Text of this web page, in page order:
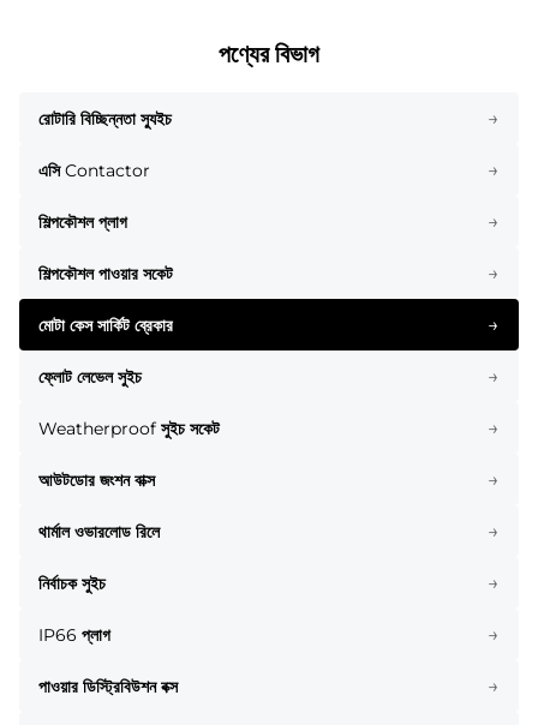
পণ্যের বিভাগ
রোটারি বিচ্ছিন্নতা স্যুইচ →
এসি Contactor →
শিল্পকৌশল প্লাগ →
শিল্পকৌশল পাওয়ার সকেট →
মোটা কেস সার্কিট ব্রেকার →
ফ্লোট লেভেল সুইচ →
Weatherproof সুইচ সকেট →
আউটডোর জংশন বাক্স →
থার্মাল ওভারলোড রিলে →
নির্বাচক সুইচ →
IP66 প্লাগ →
পাওয়ার ডিস্ট্রিবিউশন বক্স →